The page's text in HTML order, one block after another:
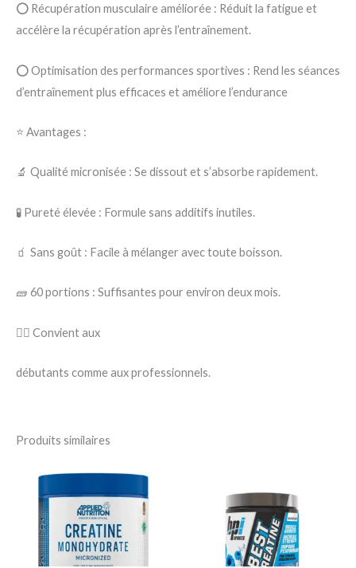
⭕ Récupération musculaire améliorée : Réduit la fatigue et
accélère la récupération après l’entraînement.
⭕ Optimisation des performances sportives : Rend les séances
d’entraînement plus efficaces et améliore l’endurance
⭐ Avantages :
🔬 Qualité micronisée : Se dissout et s’absorbe rapidement.
🧪 Pureté élevée : Formule sans additifs inutiles.
🧃 Sans goût : Facile à mélanger avec toute boisson.
🧱 60 portions : Suffisantes pour environ deux mois.
🏋️‍♂️ Convient aux
débutants comme aux professionnels.
Produits similaires